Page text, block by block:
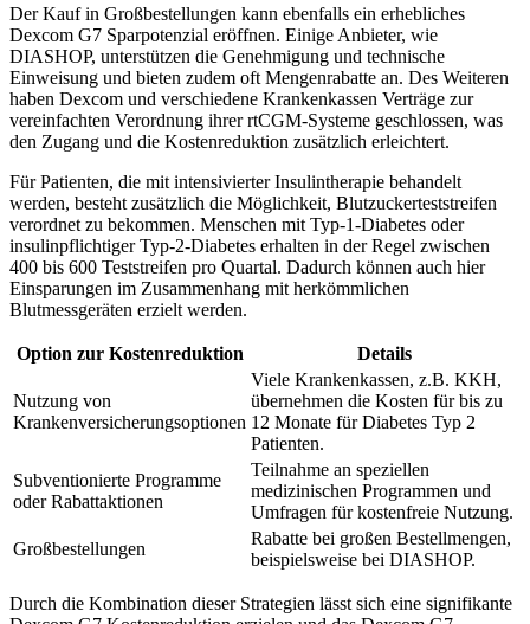
Der Kauf in Großbestellungen kann ebenfalls ein erhebliches
Dexcom G7 Sparpotenzial eröffnen. Einige Anbieter, wie
DIASHOP, unterstützen die Genehmigung und technische
Einweisung und bieten zudem oft Mengenrabatte an. Des Weiteren
haben Dexcom und verschiedene Krankenkassen Verträge zur
vereinfachten Verordnung ihrer rtCGM-Systeme geschlossen, was
den Zugang und die Kostenreduktion zusätzlich erleichtert.
Für Patienten, die mit intensivierter Insulintherapie behandelt
werden, besteht zusätzlich die Möglichkeit, Blutzuckerteststreifen
verordnet zu bekommen. Menschen mit Typ-1-Diabetes oder
insulinpflichtiger Typ-2-Diabetes erhalten in der Regel zwischen
400 bis 600 Teststreifen pro Quartal. Dadurch können auch hier
Einsparungen im Zusammenhang mit herkömmlichen
Blutmessgeräten erzielt werden.
Option zur Kostenreduktion Details
Nutzung von
Krankenversicherungsoptionen
Viele Krankenkassen, z.B. KKH,
übernehmen die Kosten für bis zu
12 Monate für Diabetes Typ 2
Patienten.
Subventionierte Programme
oder Rabattaktionen
Teilnahme an speziellen
medizinischen Programmen und
Umfragen für kostenfreie Nutzung.
Großbestellungen
Rabatte bei großen Bestellmengen,
beispielsweise bei DIASHOP.
Durch die Kombination dieser Strategien lässt sich eine signifikante